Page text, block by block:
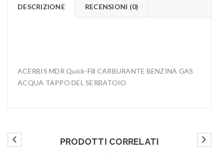
DESCRIZIONE RECENSIONI (0)
ACERBIS MDR Quick-Fill CARBURANTE BENZINA GAS
ACQUA TAPPO DEL SERBATOIO
PRODOTTI CORRELATI